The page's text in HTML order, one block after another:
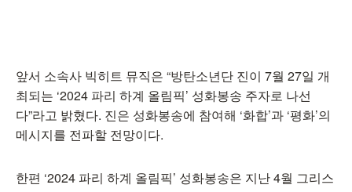
앞서 소속사 빅히트 뮤직은 “방탄소년단 진이 7월 27일 개
최되는 ‘2024 파리 하계 올림픽’ 성화봉송 주자로 나선
다”라고 밝혔다. 진은 성화봉송에 참여해 ‘화합’과 ‘평화’의
메시지를 전파할 전망이다.
한편 ‘2024 파리 하계 올림픽’ 성화봉송은 지난 4월 그리스